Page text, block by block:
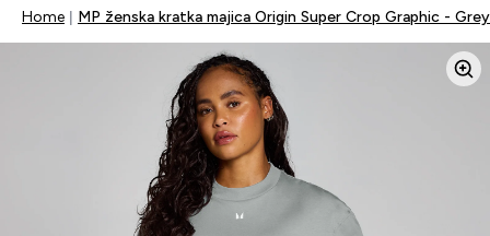
Home MP ženska kratka majica Origin Super Crop Graphic -